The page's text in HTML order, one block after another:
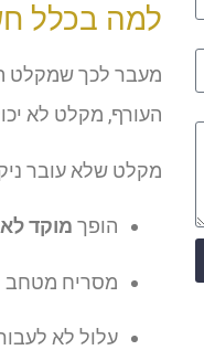
למה בכלל
מעבר לכך שמקלט
העורף, מקלט לא
מקלט שלא עובר
הופך מוקד
מסריח מטחב
עלול לא